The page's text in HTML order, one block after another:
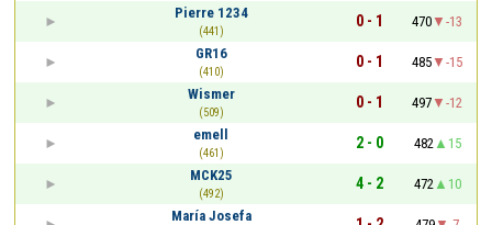
Pierre 1234
(441)
0 - 1 470
-13
GR16
(410)
0 - 1 485
-15
Wismer
(509)
0 - 1 497
-12
emell
(461)
2 - 0 482
15
MCK25
(492)
4 - 2 472
10
María Josefa